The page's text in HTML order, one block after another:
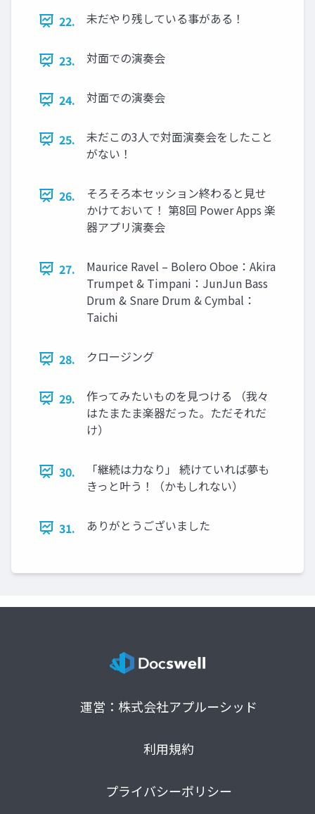
22. 未だやり残している事がある！
23. 対面での演奏会
24. 対面での演奏会
25.
未だこの3人で対面演奏会をしたこと
がない！
26.
そろそろ本セッション終わると見せ
かけておいて！ 第8回 Power Apps 楽
器アプリ演奏会
27.
Maurice Ravel – Bolero Oboe：Akira
Trumpet & Timpani：JunJun Bass
Drum & Snare Drum & Cymbal：
Taichi
28. クロージング
29.
作ってみたいものを見つける （我々
はたまたま楽器だった。ただそれだ
け）
30.
「継続は力なり」 続けていれば夢も
きっと叶う！（かもしれない）
31. ありがとうございました
運営：株式会社アプルーシッド
利用規約
プライバシーポリシー